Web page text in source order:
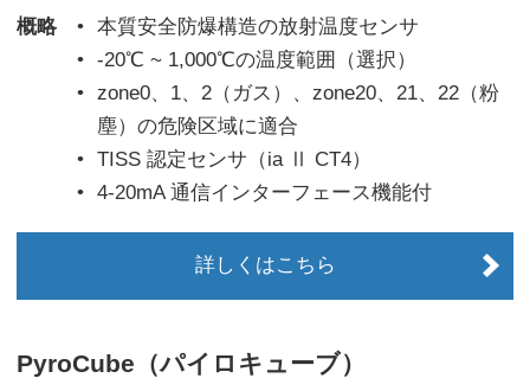
概略
本質安全防爆構造の放射温度センサ
-20℃ ~ 1,000℃の温度範囲（選択）
zone0、1、2（ガス）、zone20、21、22（粉
塵）の危険区域に適合
TISS 認定センサ（ia Ⅱ CT4）
4-20mA 通信インターフェース機能付
詳しくはこちら
PyroCube（パイロキューブ）